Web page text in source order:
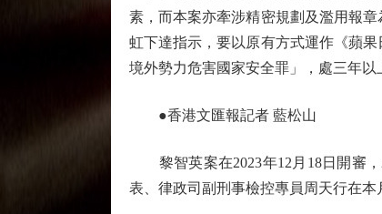
素，而本案亦牽涉精密規劃及濫用報
虹下達指示，要以原有方式運作《蘋
境外勢力危害國家安全罪」，處三年
●香港文匯報記者 藍松山
黎智英案在2023年12月18日開審，
表、律政司副刑事檢控專員周天行在本